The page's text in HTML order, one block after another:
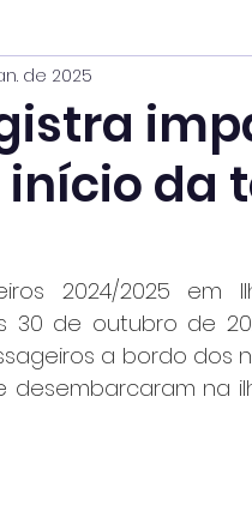
da
de 2025
2024/2025 em
30 de outubro de
a bordo dos
desembarcaram na